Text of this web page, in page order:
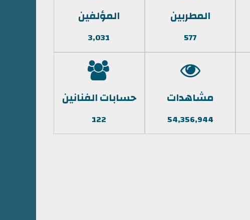
المطربين
577
المؤلفين
3,031
مشاهدات
54,356,944
حسابات الفنانين
122